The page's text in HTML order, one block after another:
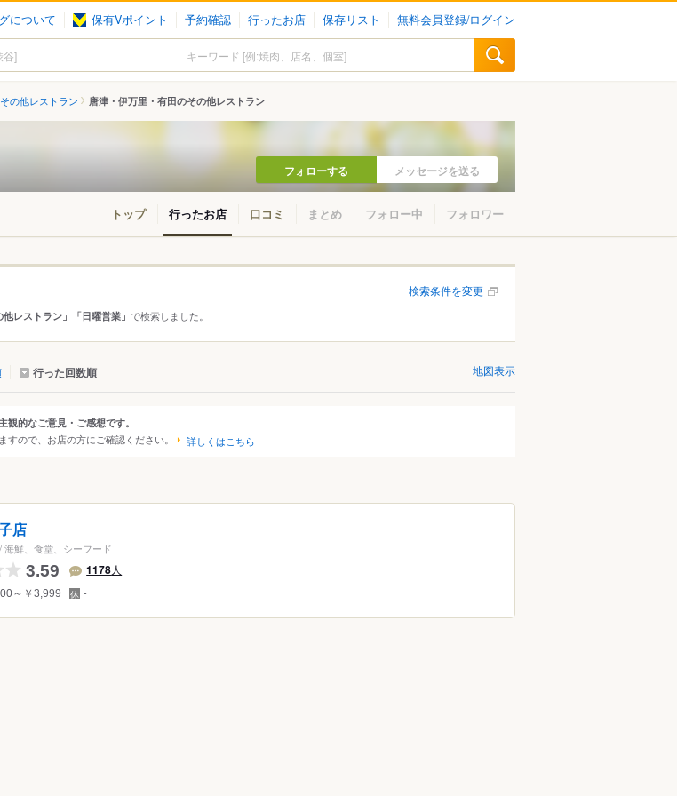
について 保有Vポイント 予約確認 行ったお店 保存リスト 無料会員登録/ログイン
の他レストラン 唐津・伊万里・有田のその他レストラン
フォローする メッセージを送る
トップ 行ったお店 口コミ まとめ フォロー中 フォロワー
ビュッフェ
バーベキュー
検索条件を変更
他レストラン」「日曜営業」で検索しました。
行った回数順 地図表示
的なご意見・ご感想です。
ので、お店の方にご確認ください。 詳しくはこちら
店
/海鮮、食堂、シーフード
3.59 1178人
～￥3,999 定
休
日
-